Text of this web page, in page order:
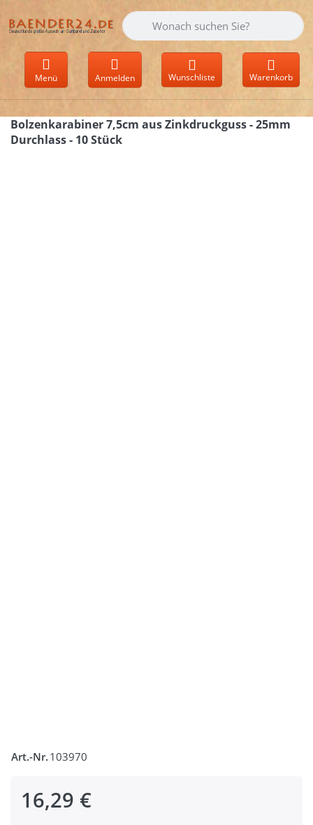
Geben Sie einen Suchbegriff ein.
Menü Anmelden Wunschliste Warenkorb
Bolzenkarabiner 7,5cm aus Zinkdruckguss - 25mm
Durchlass - 10 Stück
Art.-Nr. 103970
16,29 €